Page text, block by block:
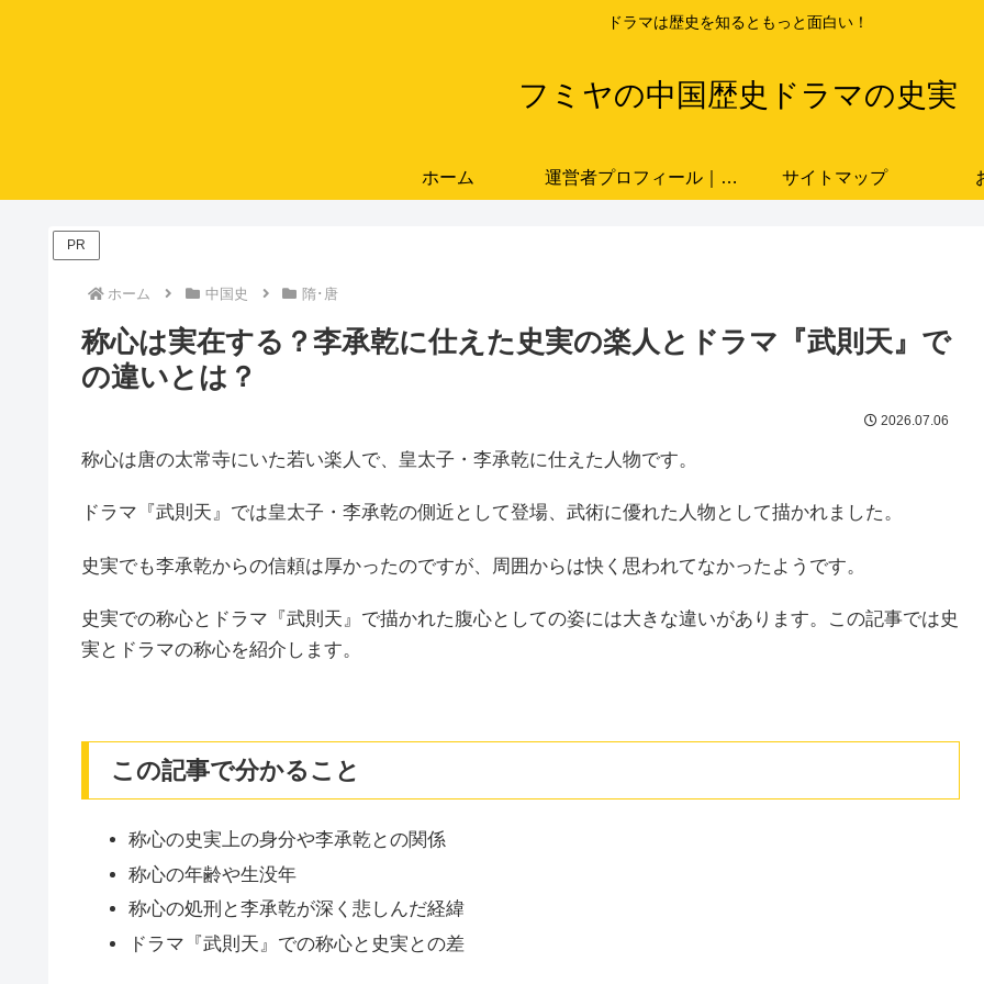
ドラマは歴史を知るともっと面白い！
フミヤの中国歴史ドラマの史実
ホーム 運営者プロフィール｜ドラマと史実をつなぐ歴史ブロガー「フミヤ」 サイトマップ
PR
ホーム 中国史 隋･唐
称心は実在する？李承乾に仕えた史実の楽人とドラマ『武則天』で
の違いとは？
2026.07.06
称心は唐の太常寺にいた若い楽人で、皇太子・李承乾に仕えた人物です。
ドラマ『武則天』では皇太子・李承乾の側近として登場、武術に優れた人物として描かれました。
史実でも李承乾からの信頼は厚かったのですが、周囲からは快く思われてなかったようです。
史実での称心とドラマ『武則天』で描かれた腹心としての姿には大きな違いがあります。この記事では史
実とドラマの称心を紹介します。
この記事で分かること
称心の史実上の身分や李承乾との関係
称心の年齢や生没年
称心の処刑と李承乾が深く悲しんだ経緯
ドラマ『武則天』での称心と史実との差